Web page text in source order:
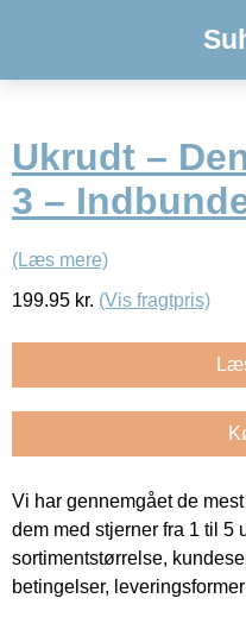
Ukrudt –
3 –
(Læs mere)
199.95 kr. (Vis fragtpris)
Vi har gennemgået de
dem med stjerner fra 1 til 5
sortimentstørrelse,
betingelser,